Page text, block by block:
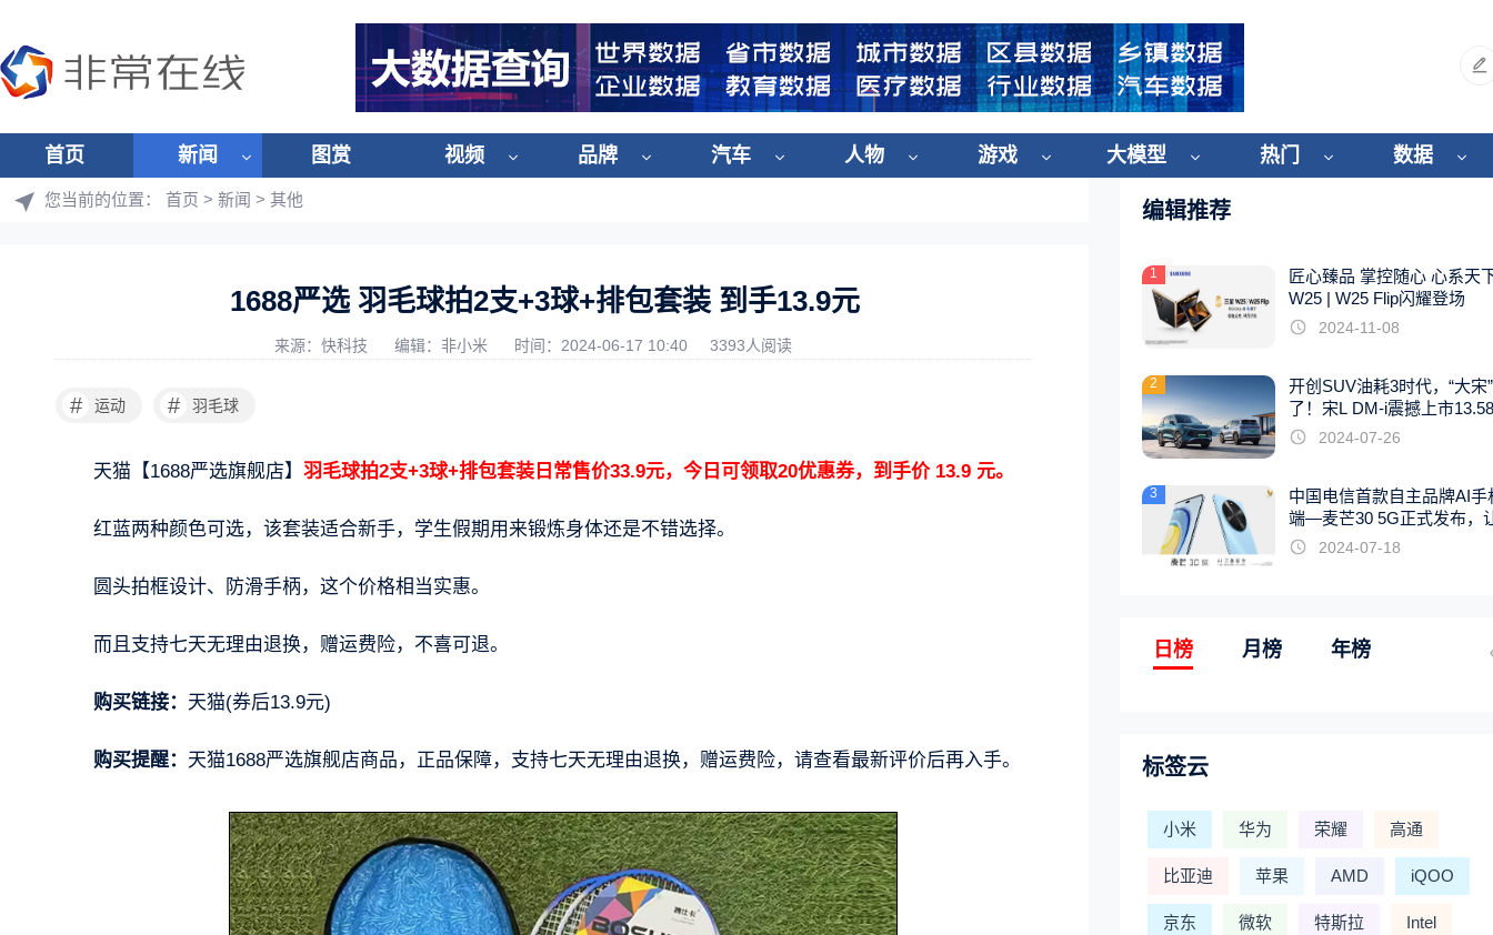
首页 新闻 图赏 视频 品牌 汽车 人物 游戏 大模型 热门 数据
您当前的位置： 首页 > 新闻 > 其他
1688严选 羽毛球拍2支+3球+排包套装 到手13.9元
来源：快科技 编辑：非小米 时间：2024-06-17 10:40 3393人阅读
# 运动 # 羽毛球
天猫【1688严选旗舰店】 羽毛球拍2支+3球+排包套装日常售价33.9元，今日可领取20优惠券，到手价 13.9 元。
红蓝两种颜色可选，该套装适合新手，学生假期用来锻炼身体还是不错选择。
圆头拍框设计、防滑手柄，这个价格相当实惠。
而且支持七天无理由退换，赠运费险，不喜可退。
购买链接： 天猫(券后13.9元)
购买提醒： 天猫1688严选旗舰店商品，正品保障，支持七天无理由退换，赠运费险，请查看最新评价后再入手。
编辑推荐
1
匠心臻品 掌控随心 心系天
W25 | W25 Flip闪耀登场
2024-11-08
2
开创SUV油耗3时代，“大宋
了！宋L DM-i震撼上市
起
2024-07-26
3
中国电信首款自主品牌AI手
端—麦芒30 5G正式发布，
触手可及2024-07-18
日榜 月榜 年榜
标签云
小米 华为 荣耀 高通
比亚迪 苹果 AMD iQOO
京东 微软 特斯拉 Intel